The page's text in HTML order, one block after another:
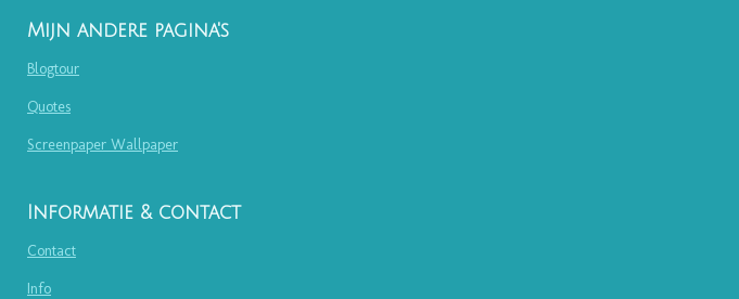
Mijn andere pagina's
Blogtour
Quotes
Screenpaper Wallpaper
Informatie & contact
Contact
Info